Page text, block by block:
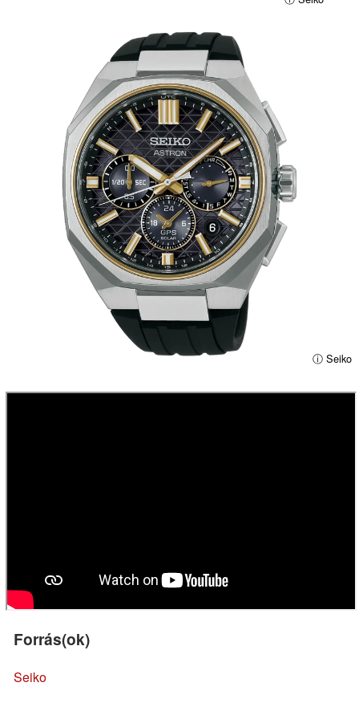
ⓘ Seiko
Forrás(ok)
Seiko